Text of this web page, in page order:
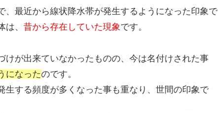
、最近から線状降水帯が発生するようになった印象で
、 昔から存在していた現象です。
けが出来ていなかったものの、今は名付けされた事
になったのです。
生する頻度が多くなった事も重なり、世間の印象で